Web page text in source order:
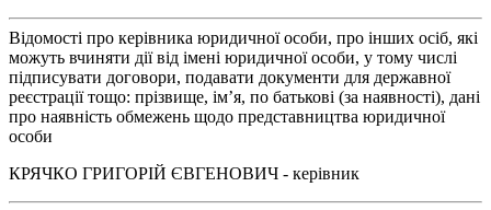
Відомості про керівника юридичної особи, про інших осіб, які
можуть вчиняти дії від імені юридичної особи, у тому числі
підписувати договори, подавати документи для державної
реєстрації тощо: прізвище, ім’я, по батькові (за наявності), дані
про наявність обмежень щодо представництва юридичної
особи
КРЯЧКО ГРИГОРІЙ ЄВГЕНОВИЧ - керівник